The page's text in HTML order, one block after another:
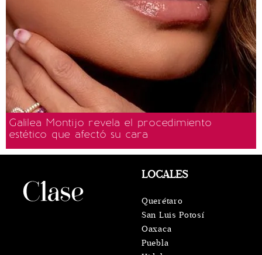
Galilea Montijo revela el procedimiento
estético que afectó su cara
LOCALES
Querétaro
San Luis Potosí
Oaxaca
Puebla